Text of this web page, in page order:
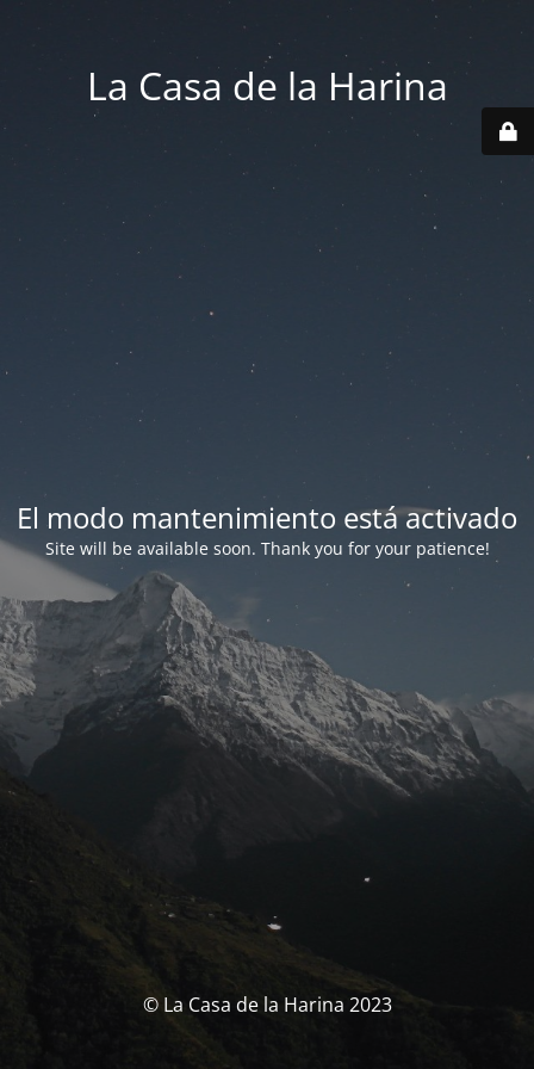
La Casa de la Harina
El modo mantenimiento está activado
Site will be available soon. Thank you for your patience!
© La Casa de la Harina 2023